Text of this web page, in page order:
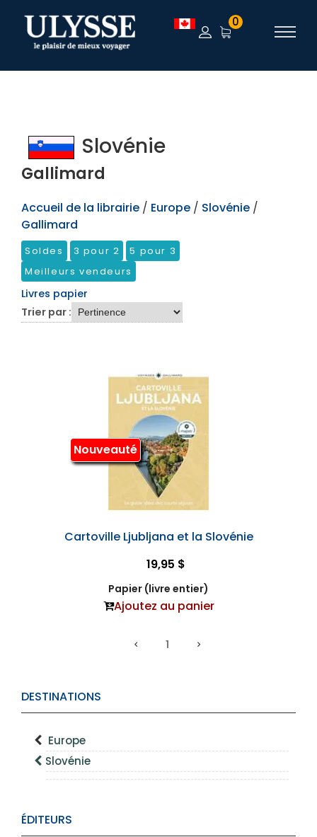
TEST 0
DESTINATIONS
Europe
Slovénie
ÉDITEURS
Slovénie
Gallimard
Accueil de la librairie / Europe / Slovénie /
Gallimard
Soldes 3 pour 2
5 pour 3
Meilleurs vendeurs
Livres papier
Trier par :
Nouveauté
Cartoville Ljubljana et la Slovénie
19,95 $
Papier (livre entier)
Ajoutez au panier
1